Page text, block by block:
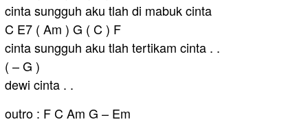
cinta sungguh aku tlah di mabuk cinta
C E7 ( Am ) G ( C ) F
cinta sungguh aku tlah tertikam cinta . .
( – G )
dewi cinta . .
outro : F C Am G – Em